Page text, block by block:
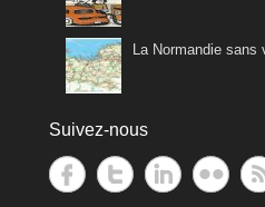
La Normandie sans
Suivez-nous